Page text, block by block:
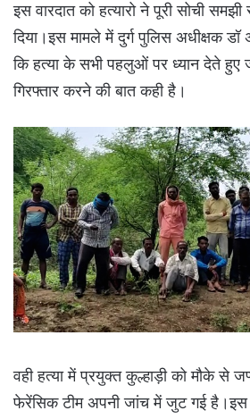
इस वारदात को हत्यारो ने पूरी सोची
दिया।इस मामले में दुर्ग पुलिस अधीक्षक
कि हत्या के सभी पहलुओं पर ध्यान देते हुए
गिरफ्तार करने की बात कही है।
वही हत्या में प्रयुक्त कुल्हाड़ी को मौके से
फेरेंसिक टीम अपनी जांच में जुट गई